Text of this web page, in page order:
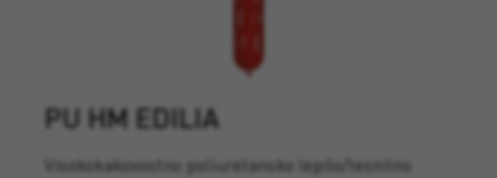
PU HM EDILIA
Visokokakovostno poliuretansko lepilo/tesnilno